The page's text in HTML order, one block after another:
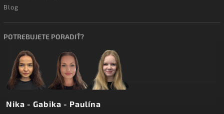
Blog
POTREBUJETE PORADIŤ?
Nika - Gabika - Paulína